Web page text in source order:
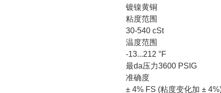
镀镍黄铜
粘度范围
30-540 cSt
温度范围
-13...212 °F
最da压力3600 PSIG
准确度
± 4% FS (粘度变化加 ±